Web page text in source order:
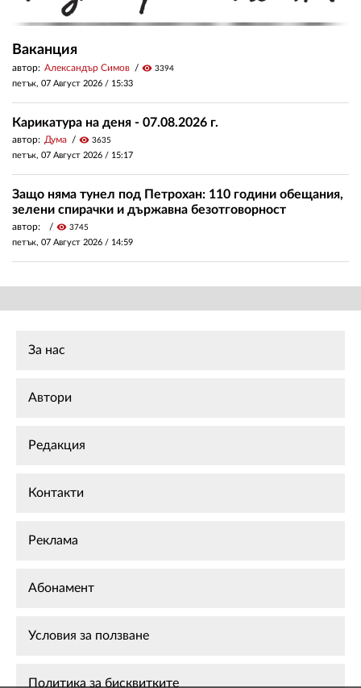
Ваканция
автор: Александър Симов visibility 3394
петък, 07 Август 2026 / 15:33
Карикатура на деня - 07.08.2026 г.
автор: Дума visibility 3635
петък, 07 Август 2026 / 15:17
Защо няма тунел под Петрохан: 110 години обещания,
зелени спирачки и държавна безотговорност
автор: visibility 3745
петък, 07 Август 2026 / 14:59
За нас
Автори
Редакция
Контакти
Реклама
Абонамент
Условия за ползване
Политика за бисквитките